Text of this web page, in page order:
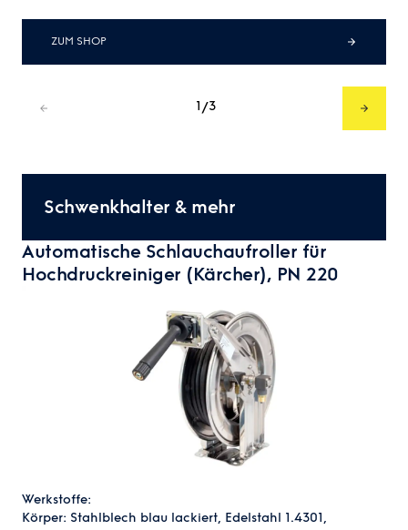
ZUM SHOP
1/3
Schwenkhalter & mehr
Automatische Schlauchaufroller für
Hochdruckreiniger (Kärcher), PN 220
Werkstoffe:
Körper: Stahlblech blau lackiert, Edelstahl 1.4301,